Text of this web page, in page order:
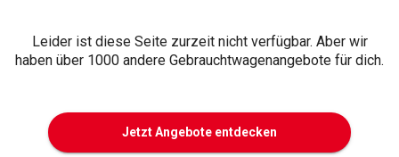
Leider ist diese Seite zurzeit nicht verfügbar. Aber wir
haben über 1000 andere Gebrauchtwagenangebote für dich.
Jetzt Angebote entdecken